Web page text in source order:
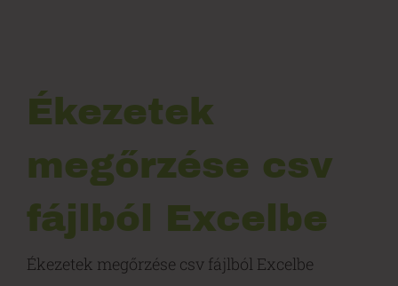
Ékezetek
megőrzése csv
fájlból Excelbe
Ékezetek megőrzése csv fájlból Excelbe